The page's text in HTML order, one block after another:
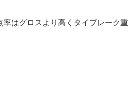
率はグロスより高くタイブレーク重